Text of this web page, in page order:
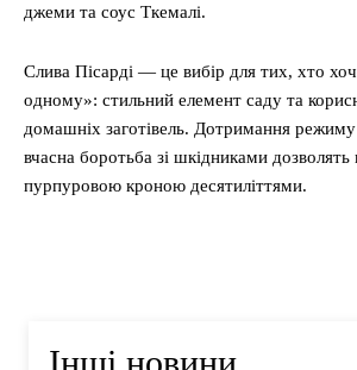
джеми та соус Ткемалі.
Слива Пісарді — це вибір для тих, хто
одному»: стильний елемент саду та
домашніх заготівель. Дотримання режиму
вчасна боротьба зі шкідниками
пурпуровою кроною десятиліттями.
Інші новини